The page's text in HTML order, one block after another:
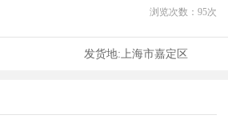
浏览次数： 95次
发货地: 上海市嘉定区